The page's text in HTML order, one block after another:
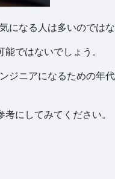
になる人は多いのではな
ではないでしょう。
ニアになるための年
にしてみてください。